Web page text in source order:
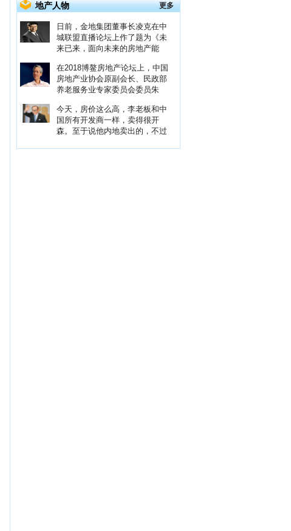
地产人物 更多
日前，金地集团董事长凌克在中
城联盟直播论坛上作了题为《未
来已来，面向未来的房地产能
在2018博鳌房地产论坛上，中国
房地产业协会原副会长、民政部
养老服务业专家委员会委员朱
今天，房价这么高，李老板和中
国所有开发商一样，卖得很开
森。至于说他内地卖出的，不过